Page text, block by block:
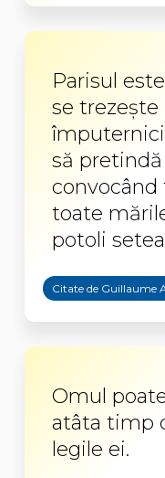
Parisul
se trezeşte
să
convocând
toate
potoli
Citate de Guillaume
Omul
atâta timp
legile ei.